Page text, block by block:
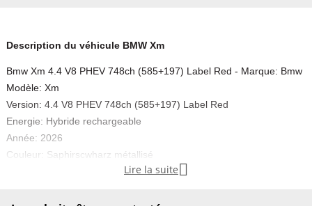
Description du véhicule BMW Xm
Bmw Xm 4.4 V8 PHEV 748ch (585+197) Label Red - Marque: Bmw
Modèle: Xm
Version: 4.4 V8 PHEV 748ch (585+197) Label Red
Energie: Hybride rechargeable
Année: 2026
Couleur: Saphirscwharz métallisé
Lire la suite 